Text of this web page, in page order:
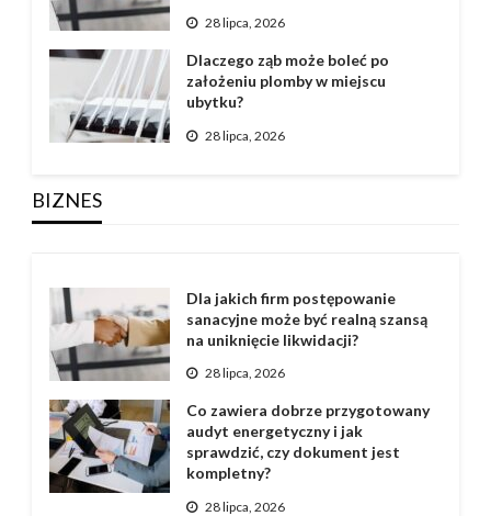
28 lipca, 2026
Dlaczego ząb może boleć po
założeniu plomby w miejscu
ubytku?
28 lipca, 2026
BIZNES
Dla jakich firm postępowanie
sanacyjne może być realną szansą
na uniknięcie likwidacji?
28 lipca, 2026
Co zawiera dobrze przygotowany
audyt energetyczny i jak
sprawdzić, czy dokument jest
kompletny?
28 lipca, 2026